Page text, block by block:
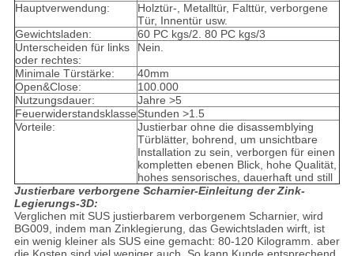
Hauptverwendung:
Holztür-, Metalltür, Falttür, verborgene
Tür, Innentür usw.
Gewichtsladen:
60 PC kgs/2. 80 PC kgs/3
Unterscheiden für links
oder rechtes:
Nein.
Minimale Türstärke:
40mm
Open&Close:
100.000
Nutzungsdauer:
Jahre >5
FeuerwiderstandsklasseStunden >1.5
Vorteile:
Justierbar ohne die disassemblying
Türblätter, bohrend, um unsichtbare
Installation zu sein, verborgen für einen
kompletten ebenen Blick, hohe Qualität,
hohes sensorisches, dauerhaft und still
Justierbare verborgene Scharnier-Einleitung der Zink-
Legierungs-3D:
Verglichen mit SUS justierbarem verborgenem Scharnier, wird
BG009, indem man Zinklegierung, das Gewichtsladen wirft, ist
ein wenig kleiner als SUS eine gemacht: 80-120 Kilogramm. aber